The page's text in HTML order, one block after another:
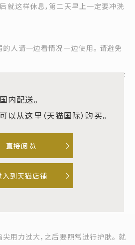
就这样休息，第二天早上一定要冲洗
人请一边看情况一边使用。 请避免
左右就会剥离旧的角质，这种情况下
。
化妆水等整理肌肤后，取适量(滴管3
展至整个脸部。
用力过大，之后要照常进行护肤。 就
内配送。
从这里（天猫国际）购买。
直接阅览
入到天猫店铺